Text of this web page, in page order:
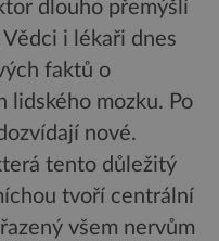
dlouho přemýšlí
i lékaři dnes
faktů o
lidského mozku. Po
nové.
tento důležitý
tvoří centrální
všem nervům